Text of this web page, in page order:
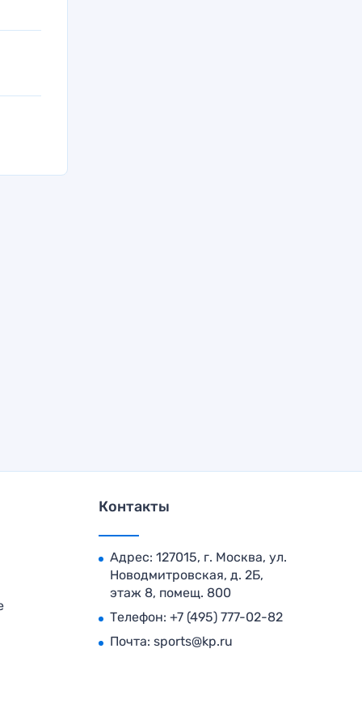
Контакты
Адрес: 127015, г. Москва, ул.
Новодмитровская, д. 2Б,
этаж 8, помещ. 800
Телефон: +7 (495) 777-02-82
Почта: sports@kp.ru